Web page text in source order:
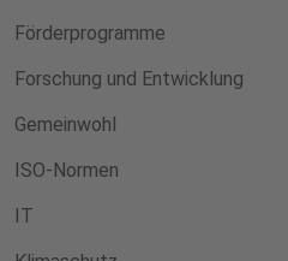
Förderprogramme
Forschung und Entwicklung
Gemeinwohl
ISO-Normen
IT